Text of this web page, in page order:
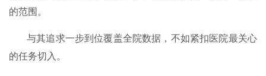
的范围。
与其追求一步到位覆盖全院数据，不如紧扣医院最关心
的任务切入。